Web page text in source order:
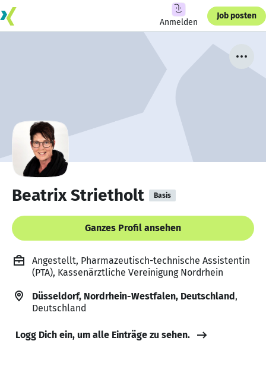
Anmelden
Job posten
Beatrix Strietholt Basis
Ganzes Profil ansehen
Angestellt, Pharmazeutisch-technische Assistentin
(PTA), Kassenärztliche Vereinigung Nordrhein
Düsseldorf, Nordrhein-Westfalen, Deutschland,
Deutschland
Logg Dich ein, um alle Einträge zu sehen.